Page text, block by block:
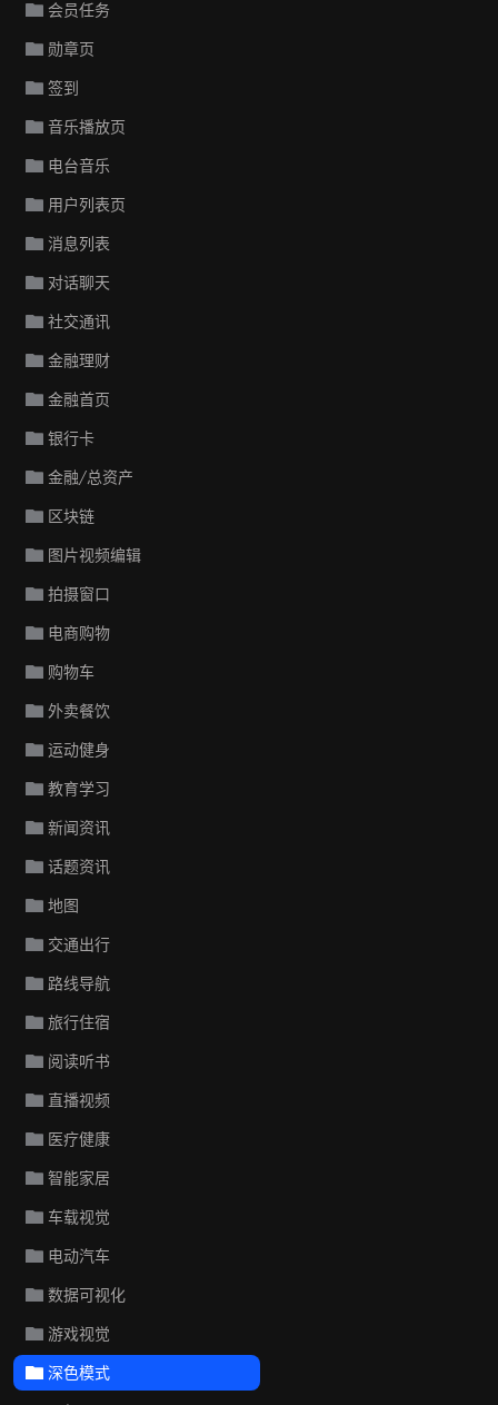
会员任务
勋章页
签到
音乐播放页
电台音乐
用户列表页
消息列表
对话聊天
社交通讯
金融理财
金融首页
银行卡
金融/总资产
区块链
图片视频编辑
拍摄窗口
电商购物
购物车
外卖餐饮
运动健身
教育学习
新闻资讯
话题资讯
地图
交通出行
路线导航
旅行住宿
阅读听书
直播视频
医疗健康
智能家居
车载视觉
电动汽车
数据可视化
游戏视觉
深色模式